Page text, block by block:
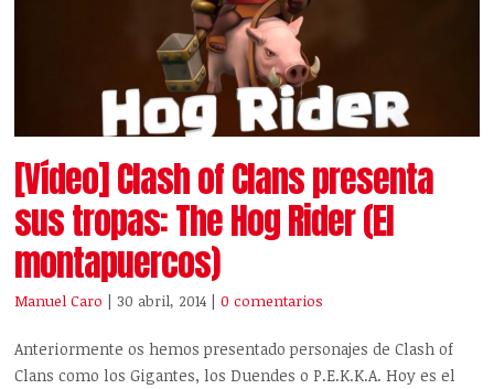
[Vídeo] Clash of Clans presenta
sus tropas: The Hog Rider (El
montapuercos)
Manuel Caro | 30 abril, 2014 |0 comentarios
Anteriormente os hemos presentado personajes de Clash of
Clans como los Gigantes, los Duendes o P.E.K.K.A. Hoy es el